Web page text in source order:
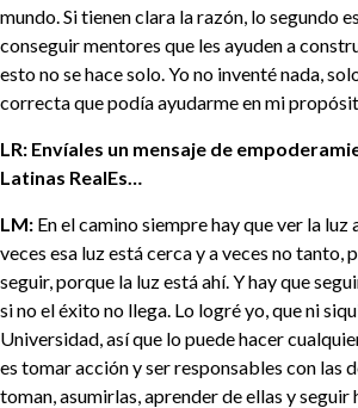
mundo. Si tienen clara la razón, lo segundo
conseguir mentores que les ayuden a
esto no se hace solo. Yo no inventé nada,
correcta que podía ayudarme en mi
LR: Envíales un mensaje de
Latinas RealEs…
LM: En el camino siempre hay que ver la luz
veces esa luz está cerca y a veces no tanto,
seguir, porque la luz está ahí. Y hay que
si no el éxito no llega. Lo logré yo, que ni
Universidad, así que lo puede hacer
es tomar acción y ser responsables con las
toman, asumirlas, aprender de ellas y seguir